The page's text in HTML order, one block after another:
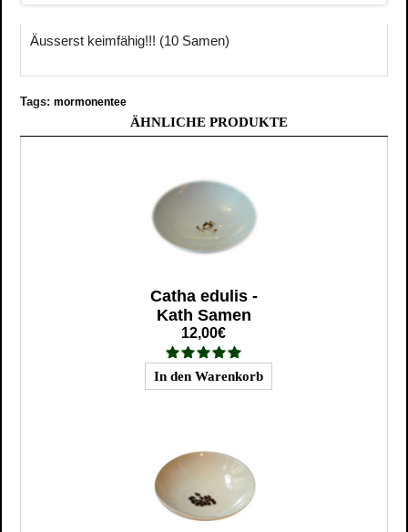
Äusserst keimfähig!!! (10 Samen)
Tags: mormonentee
ÄHNLICHE PRODUKTE
Catha edulis -
Kath Samen
12,00€